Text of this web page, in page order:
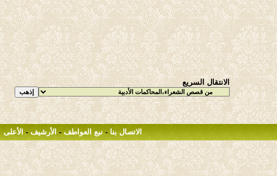
الانتقال السريع
الاتصال بنا - نبع العواطف - الأرشيف - الأعلى